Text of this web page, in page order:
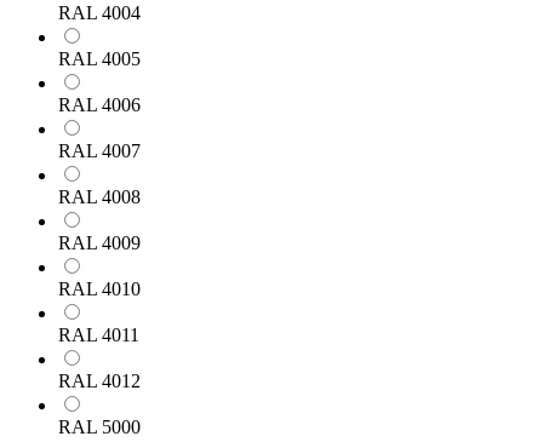
RAL 4004
RAL 4005
RAL 4006
RAL 4007
RAL 4008
RAL 4009
RAL 4010
RAL 4011
RAL 4012
RAL 5000